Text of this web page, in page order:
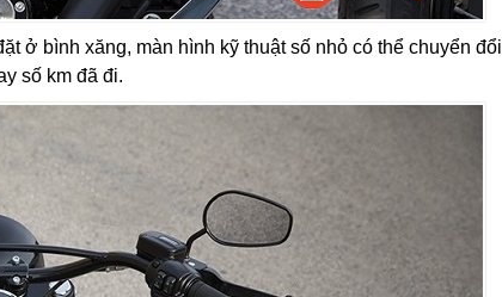
ở bình xăng, màn hình kỹ thuật số nhỏ có thể chuyển đổi
số km đã đi.